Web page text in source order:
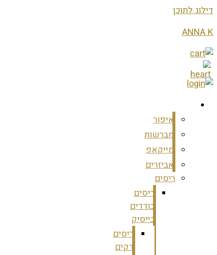
דילוג לתוכן
ANNA K
איפור
מברשות
מייקאפ
אביזרים
ריסים
ריסים
בודדים
בייסיק
ריסים
דקים